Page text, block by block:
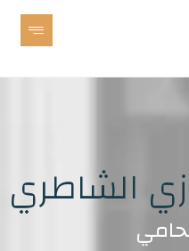
الشاطري